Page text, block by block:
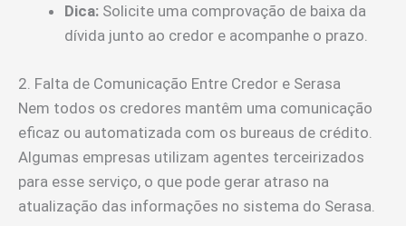
Dica: Solicite uma comprovação de baixa da
dívida junto ao credor e acompanhe o prazo.
2. Falta de Comunicação Entre Credor e Serasa
Nem todos os credores mantêm uma comunicação
eficaz ou automatizada com os bureaus de crédito.
Algumas empresas utilizam agentes terceirizados
para esse serviço, o que pode gerar atraso na
atualização das informações no sistema do Serasa.